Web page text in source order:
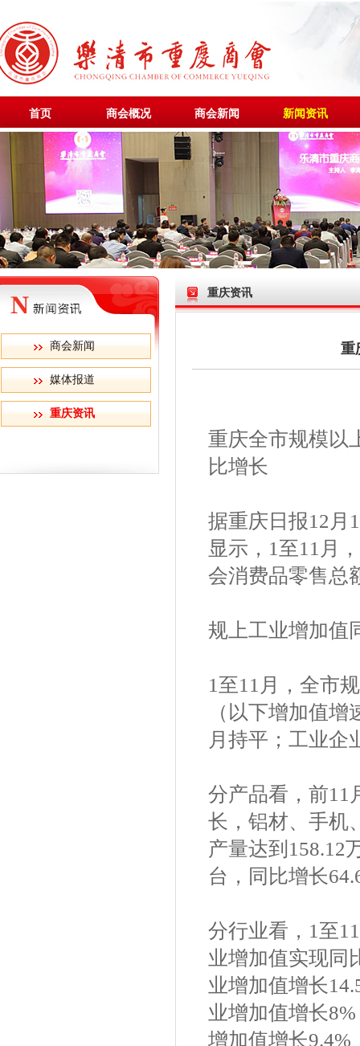
首页 商会概况 商会新闻 新闻资讯
商会新闻
媒体报道
重庆资讯
重庆资讯
重
重庆全市规模以
比增长
据重庆日报12月
显示，1至11月
会消费品零售总
规上工业增加值
1至11月，全市
（以下增加值
月持平；工业企
分产品看，前11
长，铝材、手机
产量达到158.12
台，同比增长
分行业看，1至
业增加值实现同
业增加值增长
业增加值增长
增加值增长